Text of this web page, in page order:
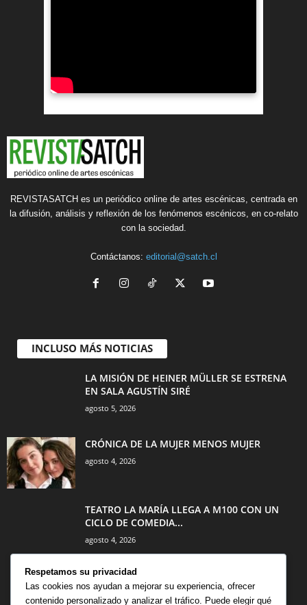
REVISTASATCH es un periódico online de artes escénicas, centrada en
la difusión, análisis y reflexión de los fenómenos escénicos, en co-relato
con la sociedad.
Contáctanos: editorial@satch.cl
INCLUSO MÁS NOTICIAS
LA MISIÓN DE HEINER MÜLLER SE ESTRENA
EN SALA AGUSTÍN SIRÉ
agosto 5, 2026
CRÓNICA DE LA MUJER MENOS MUJER
agosto 4, 2026
TEATRO LA MARÍA LLEGA A M100 CON UN
CICLO DE COMEDIA...
agosto 4, 2026
Respetamos su privacidad
Las cookies nos ayudan a mejorar su experiencia, ofrecer
contenido personalizado y analizar el tráfico. Puede elegir qué